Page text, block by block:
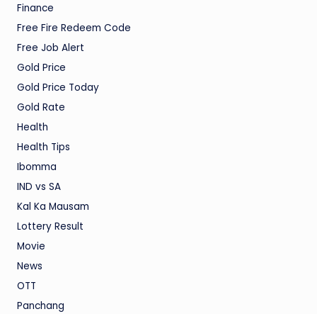
Finance
Free Fire Redeem Code
Free Job Alert
Gold Price
Gold Price Today
Gold Rate
Health
Health Tips
Ibomma
IND vs SA
Kal Ka Mausam
Lottery Result
Movie
News
OTT
Panchang